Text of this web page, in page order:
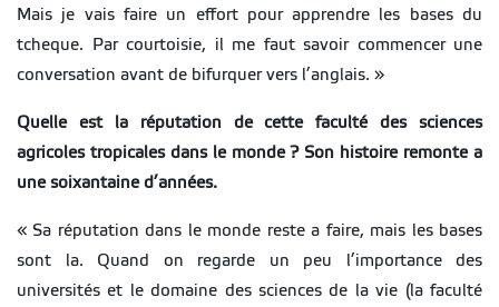
Mais je vais faire un effort pour apprendre les bases du
tcheque. Par courtoisie, il me faut savoir commencer une
conversation avant de bifurquer vers l’anglais. »
Quelle est la réputation de cette faculté des sciences
agricoles tropicales dans le monde ? Son histoire remonte a
une soixantaine d’années.
« Sa réputation dans le monde reste a faire, mais les bases
sont la. Quand on regarde un peu l’importance des
universités et le domaine des sciences de la vie (la faculté